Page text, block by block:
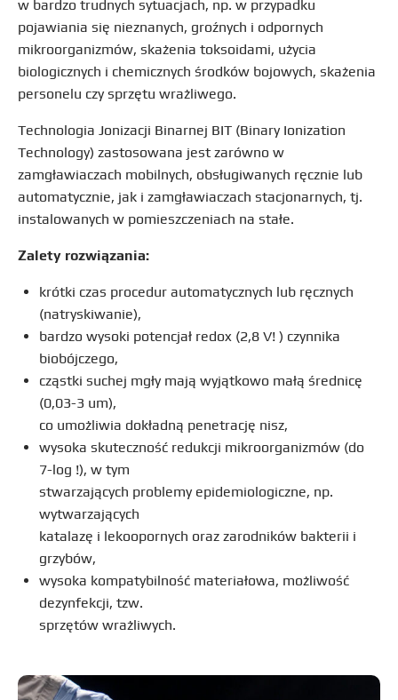
w bardzo trudnych sytuacjach, np. w przypadku
pojawiania się nieznanych, groźnych i odpornych
mikroorganizmów, skażenia toksoidami, użycia
biologicznych i chemicznych środków bojowych, skażenia
personelu czy sprzętu wrażliwego.
Technologia Jonizacji Binarnej BIT (Binary Ionization
Technology) zastosowana jest zarówno w
zamgławiaczach mobilnych, obsługiwanych ręcznie lub
automatycznie, jak i zamgławiaczach stacjonarnych, tj.
instalowanych w pomieszczeniach na stałe.
Zalety rozwiązania:
krótki czas procedur automatycznych lub ręcznych
(natryskiwanie),
bardzo wysoki potencjał redox (2,8 V! ) czynnika
biobójczego,
cząstki suchej mgły mają wyjątkowo małą średnicę
(0,03-3 um),
co umożliwia dokładną penetrację nisz,
wysoka skuteczność redukcji mikroorganizmów (do
7-log !), w tym
stwarzających problemy epidemiologiczne, np.
wytwarzających
katalazę i lekoopornych oraz zarodników bakterii i
grzybów,
wysoka kompatybilność materiałowa, możliwość
dezynfekcji, tzw.
sprzętów wrażliwych.